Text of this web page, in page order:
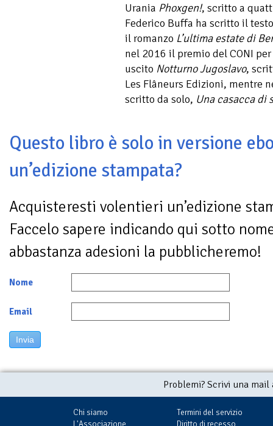
Urania Phoxgen!, scritto a
Federico Buffa ha scritto il
il romanzo L’ultima estate di
nel 2016 il premio del CONI
uscito Notturno Jugoslavo,
Les Flâneurs Edizioni, mentre
scritto da solo, Una casacca di
Questo libro è solo in versione
un’edizione stampata?
Acquisteresti volentieri un’edizione
Faccelo sapere indicando qui sotto
abbastanza adesioni la pubblicheremo!
Nome
Email
Invia
Problemi? Scrivi una
Chi siamo
L'Associazione
Termini del servizio
Diritto di recesso